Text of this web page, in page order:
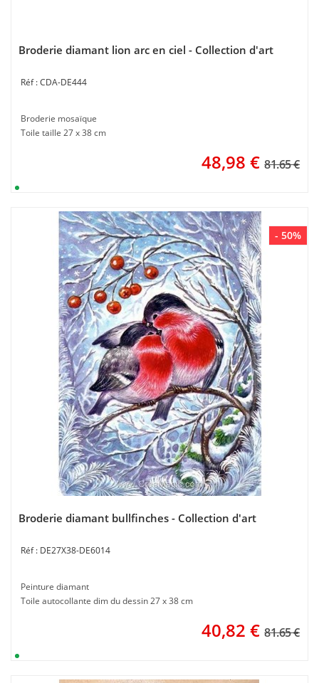
Broderie diamant lion arc en ciel - Collection d'art
CDA-DE444
Broderie mosaïque
Toile taille 27 x 38 cm
48,98 € 81.65 €
- 50%
Broderie diamant bullfinches - Collection d'art
DE27X38-DE6014
Peinture diamant
Toile autocollante dim du dessin 27 x 38 cm
40,82 € 81.65 €